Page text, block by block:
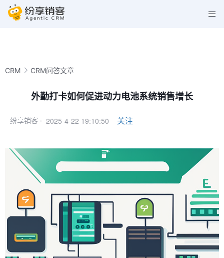
CRM CRM问答文章
外勤打卡如何促进动力电池系统销售增长
纷享销客 · 2025-4-22 19:10:50 关注